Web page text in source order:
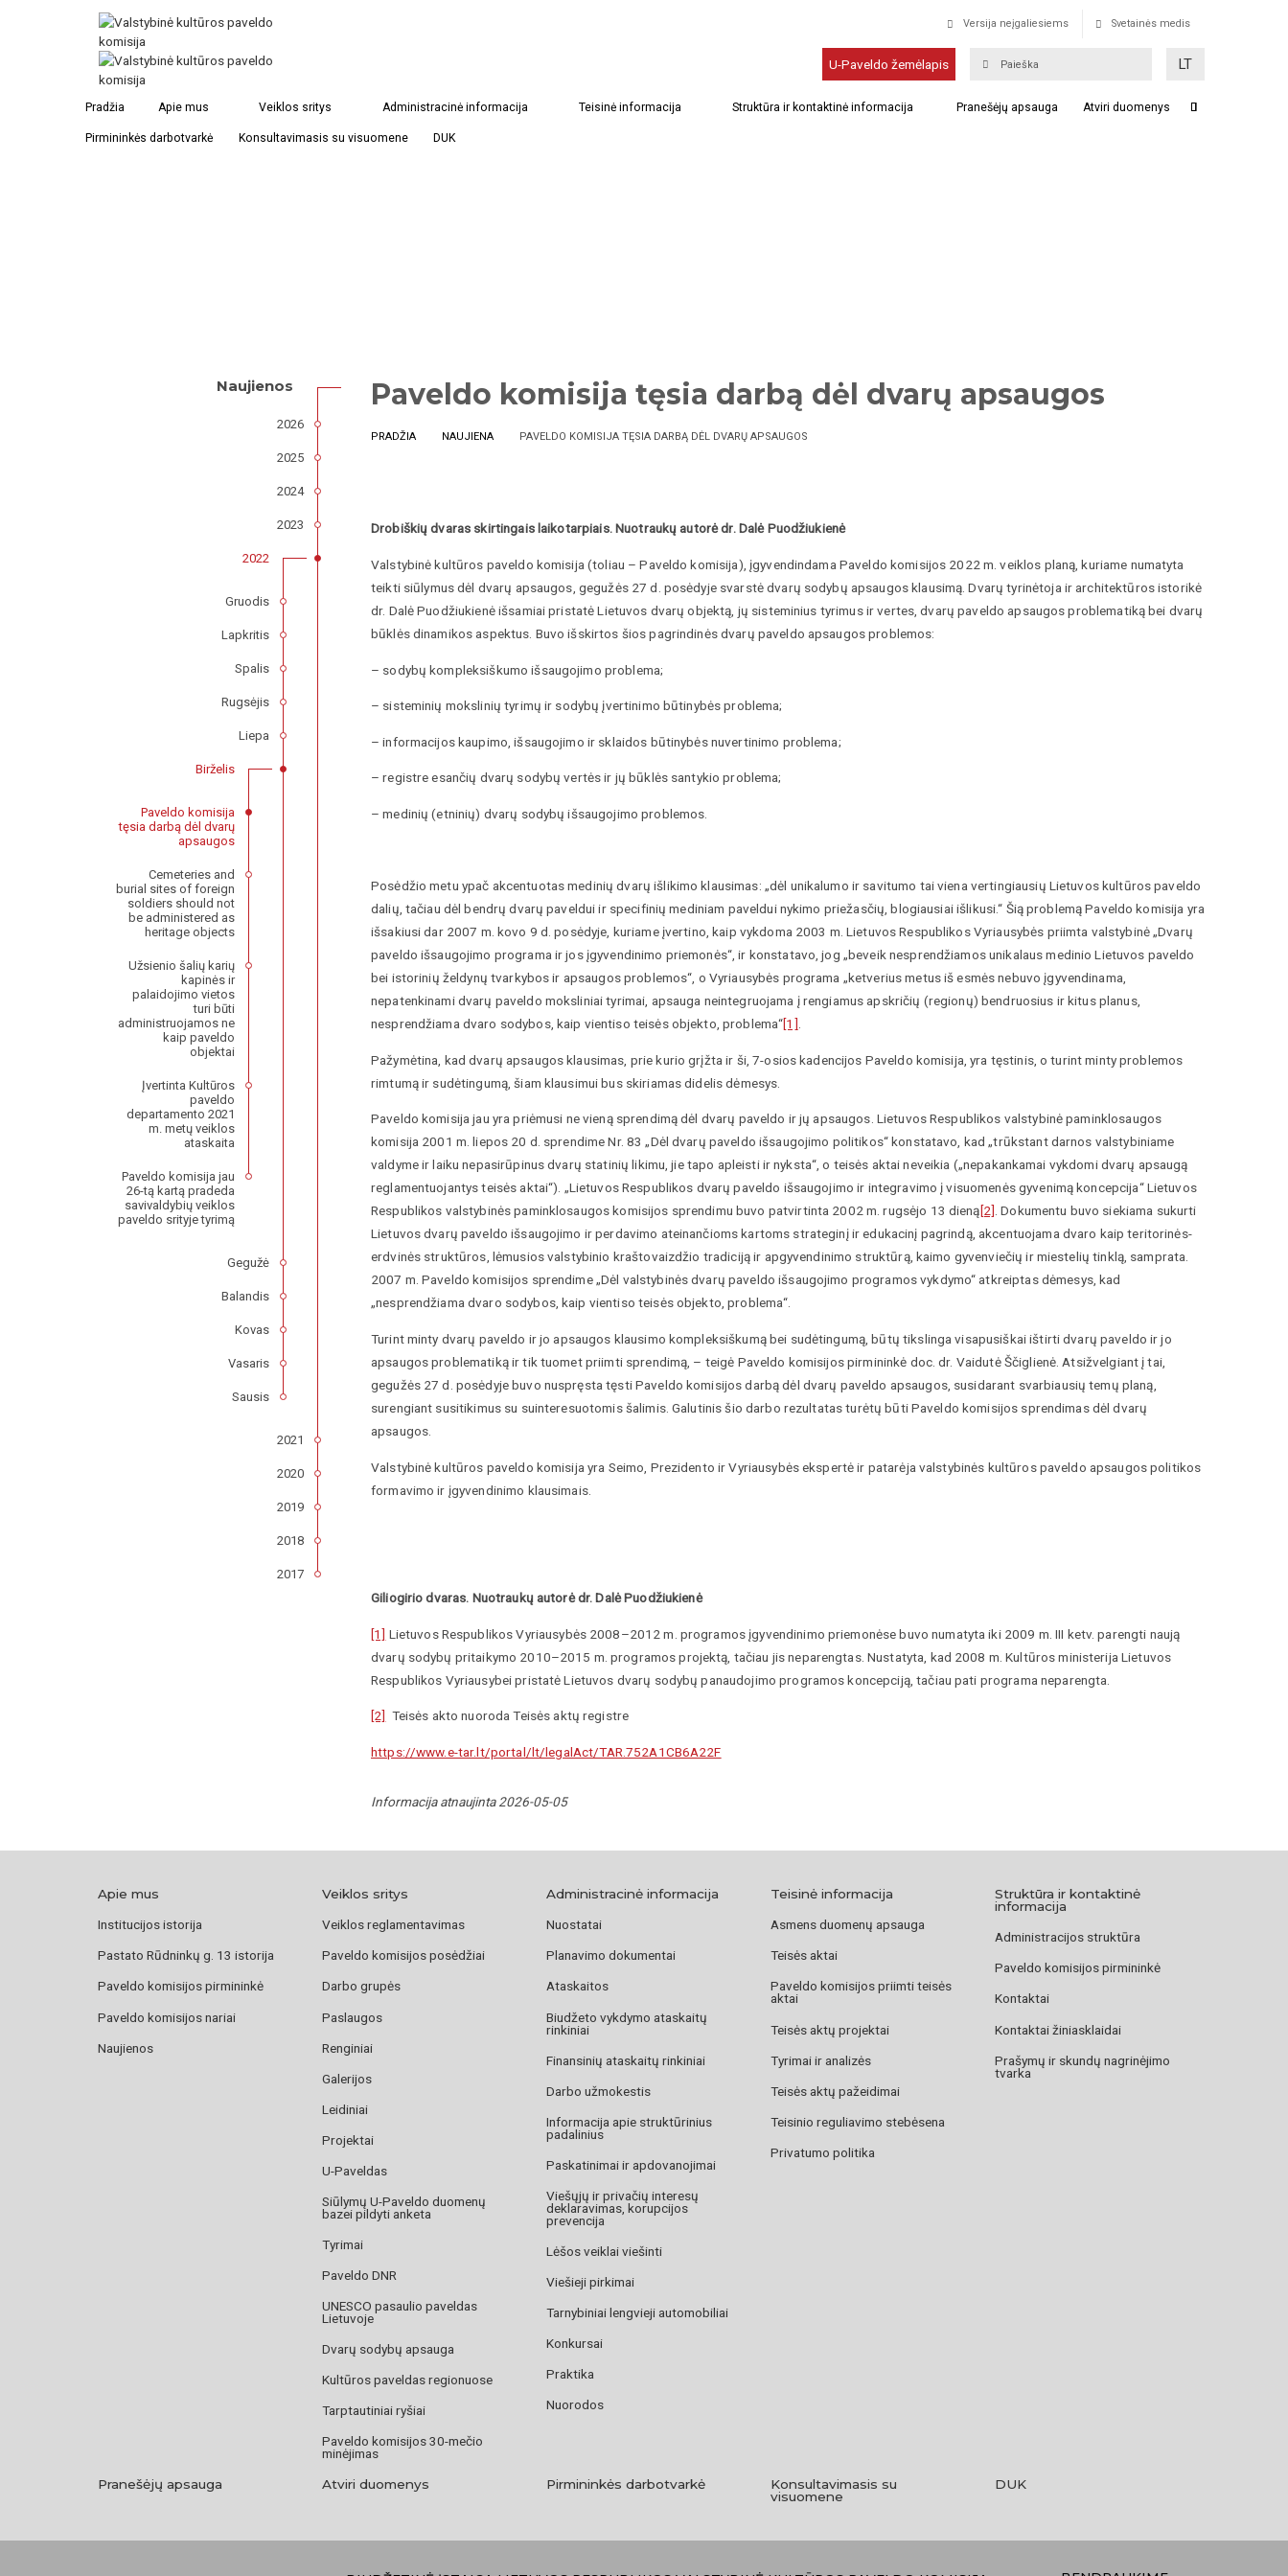
Versija neįgaliesiems Svetainės medis
U-Paveldo žemėlapis LT
Pradžia Apie mus Veiklos sritys Administracinė informacija Teisinė informacija Struktūra ir kontaktinė informacija Pranešėjų apsauga Atviri duomenys
Pirmininkės darbotvarkė Konsultavimasis su visuomene DUK
Paveldo komisija tęsia darbą dėl dvarų apsaugos
PRADŽIA NAUJIENA PAVELDO KOMISIJA TĘSIA DARBĄ DĖL DVARŲ APSAUGOS
Drobiškių dvaras skirtingais laikotarpiais. Nuotraukų autorė dr. Dalė Puodžiukienė
Valstybinė kultūros paveldo komisija (toliau – Paveldo komisija), įgyvendindama Paveldo komisijos 2022 m. veiklos planą, kuriame numatyta
teikti siūlymus dėl dvarų apsaugos, gegužės 27 d. posėdyje svarstė dvarų sodybų apsaugos klausimą. Dvarų tyrinėtoja ir architektūros istorikė
dr. Dalė Puodžiukienė išsamiai pristatė Lietuvos dvarų objektą, jų sisteminius tyrimus ir vertes, dvarų paveldo apsaugos problematiką bei dvarų
būklės dinamikos aspektus. Buvo išskirtos šios pagrindinės dvarų paveldo apsaugos problemos:
– sodybų kompleksiškumo išsaugojimo problema;
– sisteminių mokslinių tyrimų ir sodybų įvertinimo būtinybės problema;
– informacijos kaupimo, išsaugojimo ir sklaidos būtinybės nuvertinimo problema;
– registre esančių dvarų sodybų vertės ir jų būklės santykio problema;
– medinių (etninių) dvarų sodybų išsaugojimo problemos.
Posėdžio metu ypač akcentuotas medinių dvarų išlikimo klausimas: „dėl unikalumo ir savitumo tai viena vertingiausių Lietuvos kultūros paveldo
dalių, tačiau dėl bendrų dvarų paveldui ir specifinių mediniam paveldui nykimo priežasčių, blogiausiai išlikusi.“ Šią problemą Paveldo komisija yra
išsakiusi dar 2007 m. kovo 9 d. posėdyje, kuriame įvertino, kaip vykdoma 2003 m. Lietuvos Respublikos Vyriausybės priimta valstybinė „Dvarų
paveldo išsaugojimo programa ir jos įgyvendinimo priemonės“, ir konstatavo, jog „beveik nesprendžiamos unikalaus medinio Lietuvos paveldo
bei istorinių želdynų tvarkybos ir apsaugos problemos“, o Vyriausybės programa „ketverius metus iš esmės nebuvo įgyvendinama,
nepatenkinami dvarų paveldo moksliniai tyrimai, apsauga neintegruojama į rengiamus apskričių (regionų) bendruosius ir kitus planus,
nesprendžiama dvaro sodybos, kaip vientiso teisės objekto, problema“[1]
Pažymėtina, kad dvarų apsaugos klausimas, prie kurio grįžta ir ši, 7-osios kadencijos Paveldo komisija, yra tęstinis, o turint minty problemos
rimtumą ir sudėtingumą, šiam klausimui bus skiriamas didelis dėmesys.
Paveldo komisija jau yra priėmusi ne vieną sprendimą dėl dvarų paveldo ir jų apsaugos. Lietuvos Respublikos valstybinė paminklosaugos
komisija 2001 m. liepos 20 d. sprendime Nr. 83 „Dėl dvarų paveldo išsaugojimo politikos“ konstatavo, kad „trūkstant darnos valstybiniame
valdyme ir laiku nepasirūpinus dvarų statinių likimu, jie tapo apleisti ir nyksta“, o teisės aktai neveikia („nepakankamai vykdomi dvarų apsaugą
reglamentuojantys teisės aktai“). „Lietuvos Respublikos dvarų paveldo išsaugojimo ir integravimo į visuomenės gyvenimą koncepcija“ Lietuvos
Respublikos valstybinės paminklosaugos komisijos sprendimu buvo patvirtinta 2002 m. rugsėjo 13 dieną[2]. Dokumentu buvo siekiama sukurti
Lietuvos dvarų paveldo išsaugojimo ir perdavimo ateinančioms kartoms strateginį ir edukacinį pagrindą, akcentuojama dvaro kaip teritorinės-
erdvinės struktūros, lėmusios valstybinio kraštovaizdžio tradiciją ir apgyvendinimo struktūrą, kaimo gyvenviečių ir miestelių tinklą, samprata.
2007 m. Paveldo komisijos sprendime „Dėl valstybinės dvarų paveldo išsaugojimo programos vykdymo“ atkreiptas dėmesys, kad
„nesprendžiama dvaro sodybos, kaip vientiso teisės objekto, problema“.
Turint minty dvarų paveldo ir jo apsaugos klausimo kompleksiškumą bei sudėtingumą, būtų tikslinga visapusiškai ištirti dvarų paveldo ir jo
apsaugos problematiką ir tik tuomet priimti sprendimą, – teigė Paveldo komisijos pirmininkė doc. dr. Vaidutė Ščiglienė. Atsižvelgiant į tai,
gegužės 27 d. posėdyje buvo nuspręsta tęsti Paveldo komisijos darbą dėl dvarų paveldo apsaugos, susidarant svarbiausių temų planą,
surengiant susitikimus su suinteresuotomis šalimis. Galutinis šio darbo rezultatas turėtų būti Paveldo komisijos sprendimas dėl dvarų
apsaugos.
Valstybinė kultūros paveldo komisija yra Seimo, Prezidento ir Vyriausybės ekspertė ir patarėja valstybinės kultūros paveldo apsaugos politikos
formavimo ir įgyvendinimo klausimais.
Giliogirio dvaras. Nuotraukų autorė dr. Dalė Puodžiukienė
[1] Lietuvos Respublikos Vyriausybės 2008–2012 m. programos įgyvendinimo priemonėse buvo numatyta iki 2009 m. III ketv. parengti naują
dvarų sodybų pritaikymo 2010–2015 m. programos projektą, tačiau jis neparengtas. Nustatyta, kad 2008 m. Kultūros ministerija Lietuvos
Respublikos Vyriausybei pristatė Lietuvos dvarų sodybų panaudojimo programos koncepciją, tačiau pati programa neparengta.
[2] Teisės akto nuoroda Teisės aktų registre
https://www.e-tar.lt/portal/lt/legalAct/TAR.752A1CB6A22F
Informacija atnaujinta 2026-05-05
Naujienos
2026
2025
2024
2023
2022
Gruodis
Lapkritis
Spalis
Rugsėjis
Liepa
Birželis
Paveldo komisija
tęsia darbą dėl dvarų
apsaugos
Cemeteries and
burial sites of foreign
soldiers should not
be administered as
heritage objects
Užsienio šalių karių
kapinės ir
palaidojimo vietos
turi būti
administruojamos ne
kaip paveldo
objektai
Įvertinta Kultūros
paveldo
departamento 2021
m. metų veiklos
ataskaita
Paveldo komisija jau
26-tą kartą pradeda
savivaldybių veiklos
paveldo srityje tyrimą
Gegužė
Balandis
Kovas
Vasaris
Sausis
2021
2020
2019
2018
2017
Apie mus
Institucijos istorija
Pastato Rūdninkų g. 13 istorija
Paveldo komisijos pirmininkė
Paveldo komisijos nariai
Naujienos
Veiklos sritys
Veiklos reglamentavimas
Paveldo komisijos posėdžiai
Darbo grupės
Paslaugos
Renginiai
Galerijos
Leidiniai
Projektai
U-Paveldas
Siūlymų U-Paveldo duomenų
bazei pildyti anketa
Tyrimai
Paveldo DNR
UNESCO pasaulio paveldas
Lietuvoje
Dvarų sodybų apsauga
Kultūros paveldas regionuose
Tarptautiniai ryšiai
Paveldo komisijos 30-mečio
minėjimas
Administracinė informacija
Nuostatai
Planavimo dokumentai
Ataskaitos
Biudžeto vykdymo ataskaitų
rinkiniai
Finansinių ataskaitų rinkiniai
Darbo užmokestis
Informacija apie struktūrinius
padalinius
Paskatinimai ir apdovanojimai
Viešųjų ir privačių interesų
deklaravimas, korupcijos
prevencija
Lėšos veiklai viešinti
Viešieji pirkimai
Tarnybiniai lengvieji automobiliai
Konkursai
Praktika
Nuorodos
Teisinė informacija
Asmens duomenų apsauga
Teisės aktai
Paveldo komisijos priimti teisės
aktai
Teisės aktų projektai
Tyrimai ir analizės
Teisės aktų pažeidimai
Teisinio reguliavimo stebėsena
Privatumo politika
Struktūra ir kontaktinė
informacija
Administracijos struktūra
Paveldo komisijos pirmininkė
Kontaktai
Kontaktai žiniasklaidai
Prašymų ir skundų nagrinėjimo
tvarka
Pranešėjų apsauga Atviri duomenys Pirmininkės darbotvarkė
Konsultavimasis su
visuomene
DUK